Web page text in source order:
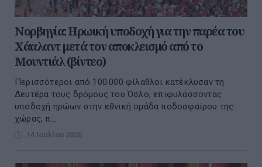
Νορβηγία: Ηρωική υποδοχή για την παρέα του
Χάαλαντ μετά τον αποκλεισμό από το
Μουντιάλ (βίντεο)
Περισσότεροι από 100.000 φίλαθλοι κατέκλυσαν τη
Δευτέρα τους δρόμους του Όσλο, επιφυλάσσοντας
υποδοχή ηρώων στην εθνική ομάδα ποδοσφαίρου της
χώρας, π...
14 Ιουλίου 2026